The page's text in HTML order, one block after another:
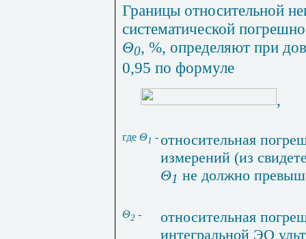
Границы относительной
систематической
Θ0, %, определяют при
0,95 по формуле
,
где Θ1 -относительная
измерений (из
Θ1 не должно
Θ2 - относительная
интегральной ЭО